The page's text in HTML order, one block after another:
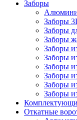
Заборы
Заборы
Заборы
Заборы
Заборы
Заборы
Заборы
Заборы
Заборы
Заборы
Откатные